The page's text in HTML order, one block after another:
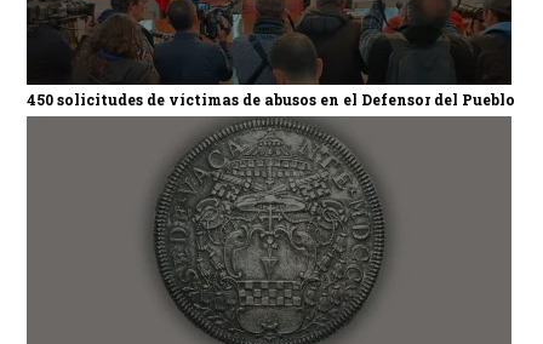
450 solicitudes de víctimas de abusos en el Defensor del Pueblo